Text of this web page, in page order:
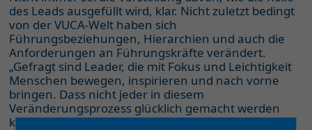
des Leads ausgefüllt wird, klar. Nicht zuletzt bedingt
von der VUCA-Welt haben sich
Führungsbeziehungen, Hierarchien und auch die
Anforderungen an Führungskräfte verändert.
„Gefragt sind Leader, die mit Fokus und Leichtigkeit
Menschen bewegen, inspirieren und nach vorne
bringen. Dass nicht jeder in diesem
Veränderungsprozess glücklich gemacht werden
kann, ist die logische Konsequenz“, konkretisiert